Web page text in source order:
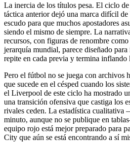
La inercia de los títulos pesa. El ciclo
táctica anterior dejó una marca difícil
escudo para que muchos apostadores
siendo el mismo de siempre. La
recursos, con figuras de renombre
jerarquía mundial, parece diseñado
repite en cada previa y termina inflando
Pero el fútbol no se juega con archivos
que sucede en el césped cuando los
el Liverpool de este ciclo ha mostrado
una transición ofensiva que castiga los
rivales ceden. La estadística cualitativa
minuto, aunque no se publique en
equipo rojo está mejor preparado para
City que aún se está encontrando a sí